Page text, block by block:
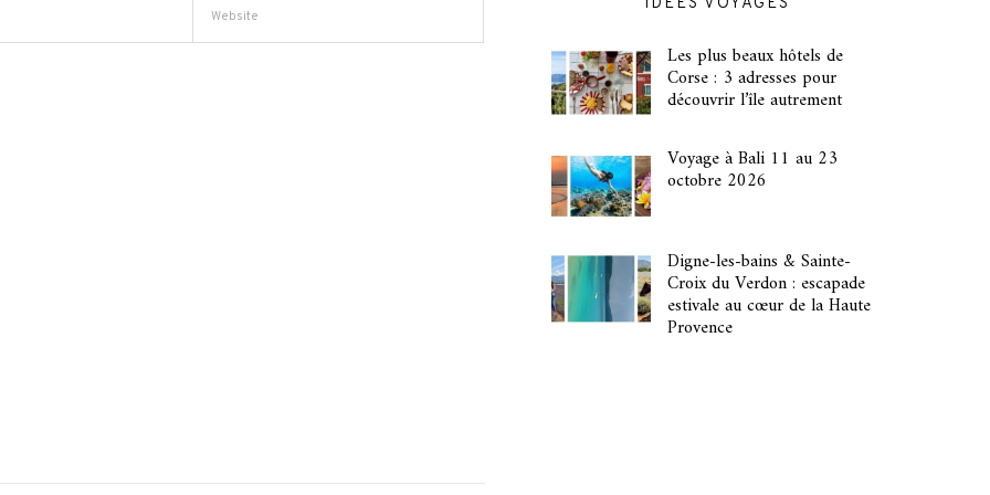
Les plus beaux hôtels de
Corse : 3 adresses pour
découvrir l’île autrement
Voyage à Bali 11 au 23
octobre 2026
Digne-les-bains & Sainte-
Croix du Verdon : escapade
estivale au cœur de la Haute
Provence